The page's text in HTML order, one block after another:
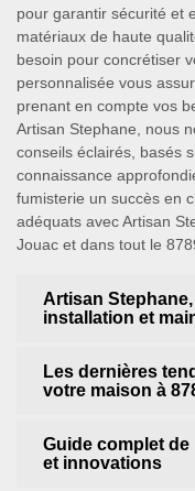
pour garantir sécurité et
matériaux de haute
besoin pour concrétiser
personnalisée vous
prenant en compte vos
Artisan Stephane, nous
conseils éclairés, basés
connaissance
fumisterie un succès en
adéquats avec Artisan
Jouac et dans tout le
Artisan
installation et
Les dernières
votre maison à
Guide complet
et innovations